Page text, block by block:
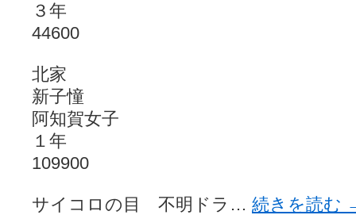
３年
44600
北家
新子憧
阿知賀女子
１年
109900
サイコロの目 不明ドラ… 続きを読む